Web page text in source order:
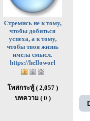
Стремись не к тому,
чтобы добиться
успеха, а к тому,
чтобы твоя жизнь
имела смысл.
https://helloworl
โพสกระทู้ ( 2,057 )
บทความ ( 0 )